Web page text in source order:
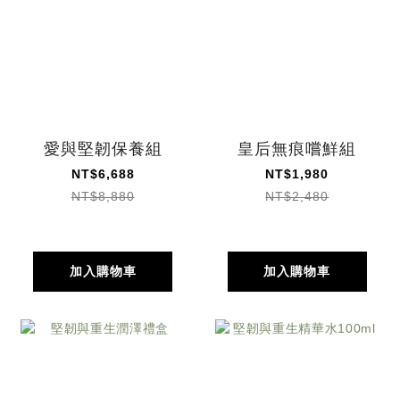
愛與堅韌保養組
NT$6,688
NT$8,880
加入購物車
皇后無痕嚐鮮組
NT$1,980
NT$2,480
加入購物車